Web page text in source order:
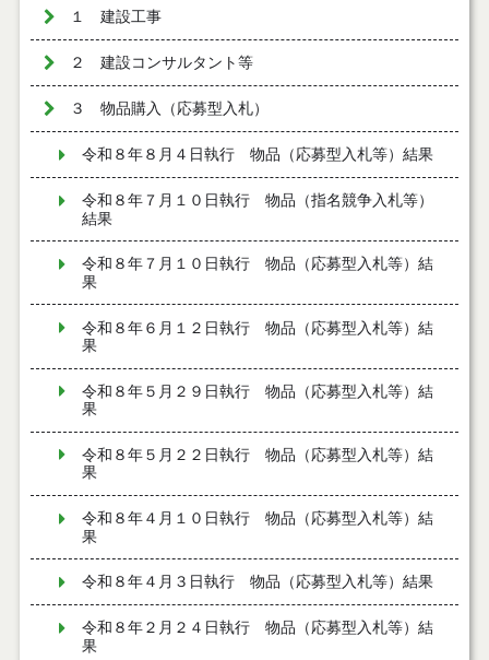
１ 建設工事
２ 建設コンサルタント等
３ 物品購入（応募型入札）
令和８年８月４日執行 物品（応募型入札等）結果
令和８年７月１０日執行 物品（指名競争入札等）
結果
令和８年７月１０日執行 物品（応募型入札等）結
果
令和８年６月１２日執行 物品（応募型入札等）結
果
令和８年５月２９日執行 物品（応募型入札等）結
果
令和８年５月２２日執行 物品（応募型入札等）結
果
令和８年４月１０日執行 物品（応募型入札等）結
果
令和８年４月３日執行 物品（応募型入札等）結果
令和８年２月２４日執行 物品（応募型入札等）結
果